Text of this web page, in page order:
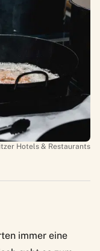
Hotels & Restaurants
immer eine